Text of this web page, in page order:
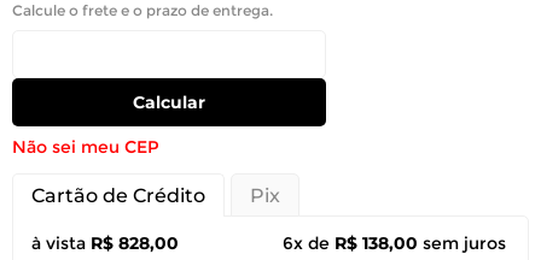
Calcule o frete e o prazo de entrega.
Calcular
Não sei meu CEP
Cartão de Crédito Pix
à vista R$ 828,00
6x de R$ 138,00 sem juros